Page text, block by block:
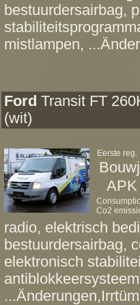
bestuurdersairbag,
mistlampen,
Ford Transit FT
(wit)
Eerste reg.
APK
Co2
radio, elektrisch
bestuurdersairbag,
elektronisch